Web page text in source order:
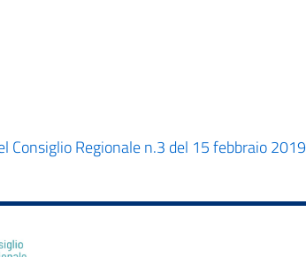
Consiglio Regionale n.3 del 15 febbraio 2019